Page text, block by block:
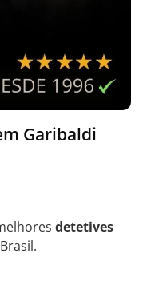
Garibaldi
detetives